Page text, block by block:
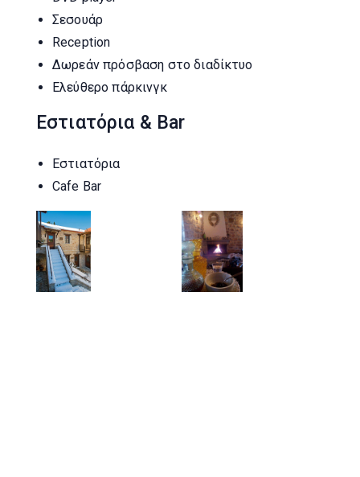
Σεσουάρ
Reception
Δωρεάν πρόσβαση στο διαδίκτυο
Ελεύθερο πάρκινγκ
Εστιατόρια & Bar
Εστιατόρια
Cafe Bar